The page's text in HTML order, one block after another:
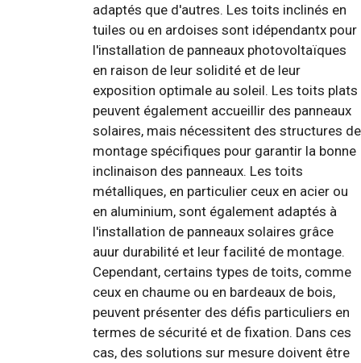
adaptés que d'autres. Les toits inclinés en
tuiles ou en ardoises sont idépendantx pour
l'installation de panneaux photovoltaïques
en raison de leur solidité et de leur
exposition optimale au soleil. Les toits plats
peuvent également accueillir des panneaux
solaires, mais nécessitent des structures de
montage spécifiques pour garantir la bonne
inclinaison des panneaux. Les toits
métalliques, en particulier ceux en acier ou
en aluminium, sont également adaptés à
l'installation de panneaux solaires grâce
auur durabilité et leur facilité de montage.
Cependant, certains types de toits, comme
ceux en chaume ou en bardeaux de bois,
peuvent présenter des défis particuliers en
termes de sécurité et de fixation. Dans ces
cas, des solutions sur mesure doivent être